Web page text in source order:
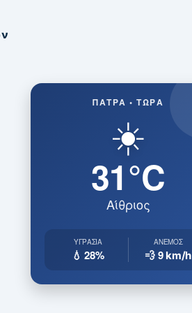
ΠΆΤΡΑ • ΤΏΡΑ
☀️
31°C
Αίθριος
ΥΓΡΑΣΊΑ
💧 28%
ΆΝΕΜΟΣ
💨 9km/h